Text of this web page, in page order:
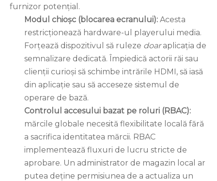
furnizor potențial.
Modul chioșc (blocarea ecranului): Acesta
restricționează hardware-ul playerului media.
Forțează dispozitivul să ruleze doaraplicația de
semnalizare dedicată. Împiedică actorii răi sau
clienții curioși să schimbe intrările HDMI, să iasă
din aplicație sau să acceseze sistemul de
operare de bază.
Controlul accesului bazat pe roluri (RBAC):
mărcile globale necesită flexibilitate locală fără
a sacrifica identitatea mărcii. RBAC
implementează fluxuri de lucru stricte de
aprobare. Un administrator de magazin local ar
putea deține permisiunea de a actualiza un